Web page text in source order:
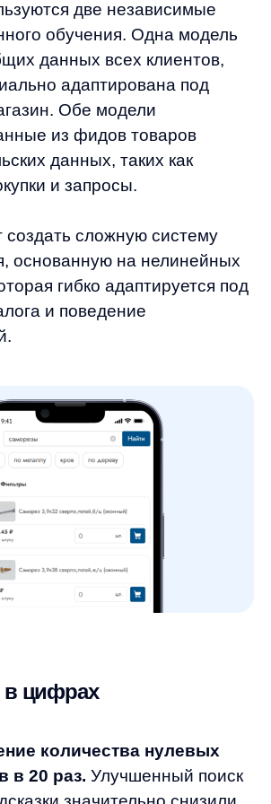
количества нулевых
раз. Улучшенный поиск
значительно снизили
приводящих
заказов из поиска
поискового опыта
результатов привели
заказов, выполненных
повышая тем самым
количества сессий
2 раза.В первую очередь
с появлением посадочных
рекламного трафика
— 52%.Функция
количества заказов.
блоки автоподсказок: